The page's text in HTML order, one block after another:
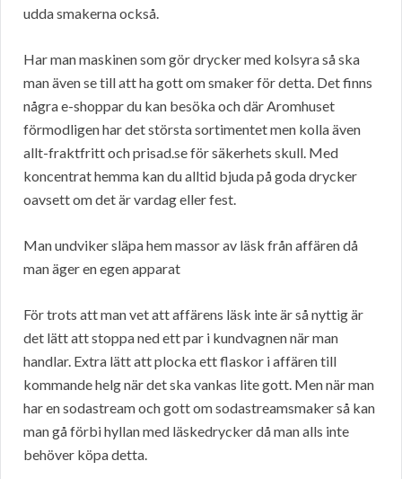
udda smakerna också.
Har man maskinen som gör drycker med kolsyra så ska
man även se till att ha gott om smaker för detta. Det finns
några e-shoppar du kan besöka och där Aromhuset
förmodligen har det största sortimentet men kolla även
allt-fraktfritt och prisad.se för säkerhets skull. Med
koncentrat hemma kan du alltid bjuda på goda drycker
oavsett om det är vardag eller fest.
Man undviker släpa hem massor av läsk från affären då
man äger en egen apparat
För trots att man vet att affärens läsk inte är så nyttig är
det lätt att stoppa ned ett par i kundvagnen när man
handlar. Extra lätt att plocka ett flaskor i affären till
kommande helg när det ska vankas lite gott. Men när man
har en sodastream och gott om sodastreamsmaker så kan
man gå förbi hyllan med läskedrycker då man alls inte
behöver köpa detta.